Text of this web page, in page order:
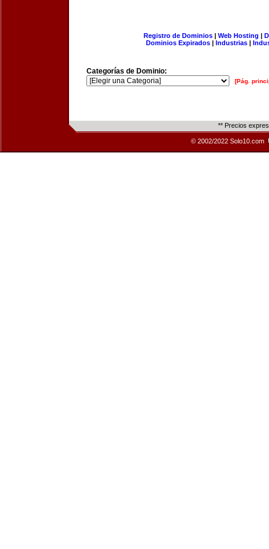
Registro de Dominios| Web Hosting |
Dominios Expirados | Industrias |
Categorías de Dominio:
[Pág.
** Precios
© 2002/2022 Solo10.com